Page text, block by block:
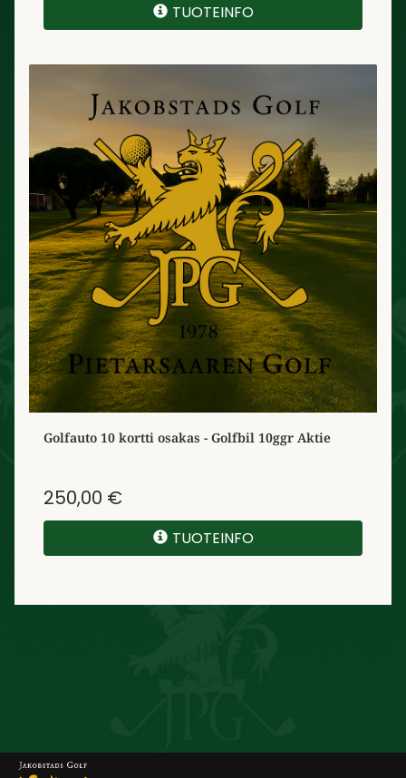
TUOTEINFO
Golfauto 10 kortti osakas - Golfbil 10ggr Aktie
250,00 €
TUOTEINFO